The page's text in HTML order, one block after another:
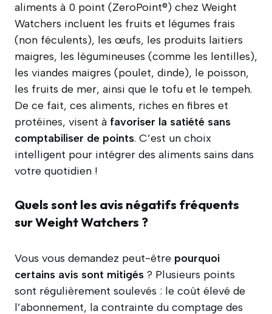
aliments à 0 point (ZeroPoint®) chez Weight
Watchers incluent les fruits et légumes frais
(non féculents), les œufs, les produits laitiers
maigres, les légumineuses (comme les lentilles),
les viandes maigres (poulet, dinde), le poisson,
les fruits de mer, ainsi que le tofu et le tempeh.
De ce fait, ces aliments, riches en fibres et
protéines, visent à favoriser la satiété sans
comptabiliser de points. C’est un choix
intelligent pour intégrer des aliments sains dans
votre quotidien !
Quels sont les avis négatifs fréquents
sur Weight Watchers ?
Vous vous demandez peut-être pourquoi
certains avis sont mitigés ? Plusieurs points
sont régulièrement soulevés : le coût élevé de
l’abonnement, la contrainte du comptage des